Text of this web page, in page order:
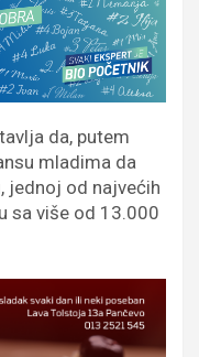
da, putem
mladima da
jednoj od najvećih
sa više od 13.000